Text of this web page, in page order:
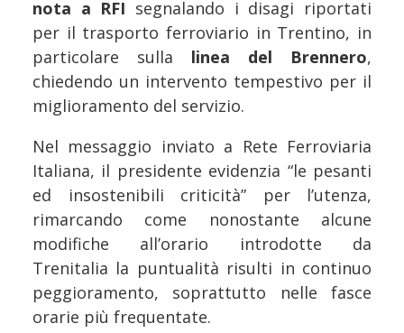
nota a RFI segnalando i disagi riportati
per il trasporto ferroviario in Trentino, in
particolare sulla linea del Brennero,
chiedendo un intervento tempestivo per il
miglioramento del servizio.
Nel messaggio inviato a Rete Ferroviaria
Italiana, il presidente evidenzia “le pesanti
ed insostenibili criticità” per l’utenza,
rimarcando come nonostante alcune
modifiche all’orario introdotte da
Trenitalia la puntualità risulti in continuo
peggioramento, soprattutto nelle fasce
orarie più frequentate.